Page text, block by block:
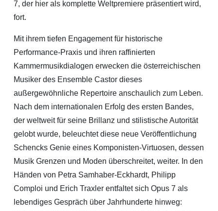
7, der hier als komplette Weltpremiere präsentiert wird,
fort.
Mit ihrem tiefen Engagement für historische
Performance-Praxis und ihren raffinierten
Kammermusikdialogen erwecken die österreichischen
Musiker des Ensemble Castor dieses
außergewöhnliche Repertoire anschaulich zum Leben.
Nach dem internationalen Erfolg des ersten Bandes,
der weltweit für seine Brillanz und stilistische Autorität
gelobt wurde, beleuchtet diese neue Veröffentlichung
Schencks Genie eines Komponisten-Virtuosen, dessen
Musik Grenzen und Moden überschreitet, weiter. In den
Händen von Petra Samhaber-Eckhardt, Philipp
Comploi und Erich Traxler entfaltet sich Opus 7 als
lebendiges Gespräch über Jahrhunderte hinweg: